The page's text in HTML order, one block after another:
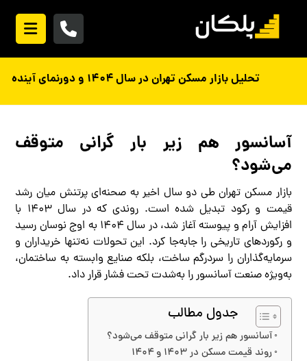
تحلیل بازار مسکن تهران در سال ۱۴۰۴ و دورنمای آینده
آسانسور هم زیر بار گرانی متوقف
می‌شود؟
بازار مسکن تهران طی دو سال اخیر به صحنه‌ای پرتنش میان رشد
قیمت و رکود تبدیل شده است. روندی که در سال ۱۴۰۳ با
افزایش آرام و پیوسته آغاز شد، در سال ۱۴۰۴ به اوج نوسان رسید
و رکوردهای تاریخی را جابه‌جا کرد. این تحولات نه‌تنها خریداران و
سرمایه‌گذاران را سردرگم ساخت، بلکه صنایع وابسته به ساختمان،
به‌ویژه صنعت آسانسور را به‌شدت تحت فشار قرار داد.
جدول مطالب
آسانسور هم زیر بار گرانی متوقف می‌شود؟
روند قیمت مسکن در ۱۴۰۳ و ۱۴۰۴